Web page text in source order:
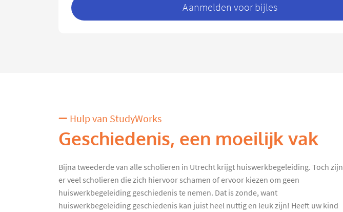
Aanmelden voor bijles
Hulp van StudyWorks
Geschiedenis, een moeilijk vak
Bijna tweederde van alle scholieren in Utrecht krijgt huiswerkbegeleiding. Toch zijn
er veel scholieren die zich hiervoor schamen of ervoor kiezen om geen
huiswerkbegeleiding geschiedenis te nemen. Dat is zonde, want
huiswerkbegeleiding geschiedenis kan juist heel nuttig en leuk zijn! Heeft uw kind